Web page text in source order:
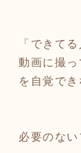
「できて
動画に撮
を自覚で
必要のない